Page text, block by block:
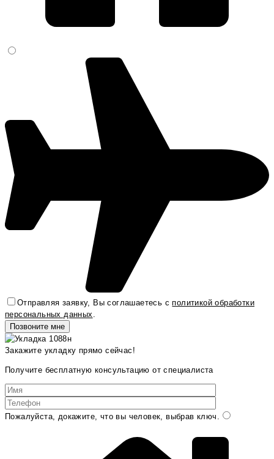
Отправляя заявку, Вы соглашаетесь сполитикой обработки
персональных данных.
Закажите укладку прямо сейчас!
Получите бесплатную консультацию от специалиста
Пожалуйста, докажите, что вы человек, выбрав ключ .